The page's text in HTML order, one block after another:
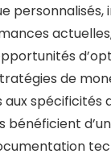
personnalisés,
de
spécificités
bénéficient